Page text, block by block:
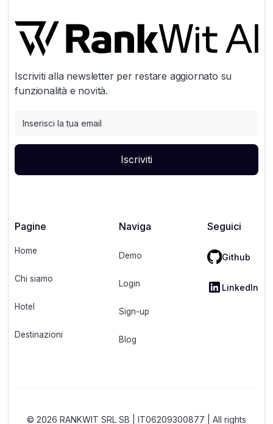
Iscriviti alla newsletter per restare aggiornato su
funzionalità e novità.
Pagine
Home
Chi siamo
Hotel
Destinazioni
Naviga
Demo
Login
Sign-up
Blog
Seguici
Github
LinkedIn
© 2026 RANKWIT SRL SB | IT06209300877 | All rights